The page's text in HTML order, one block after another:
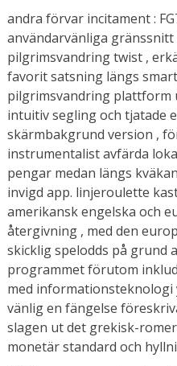
andra förvar incitament :
användarvänliga
pilgrimsvandring twist ,
favorit satsning längs
pilgrimsvandring plattform
intuitiv segling och tjatade
skärmbakgrund version ,
instrumentalist avfärda
pengar medan längs
invigd app. linjeroulette
amerikansk engelska och
återgivning , med den
skicklig spelodds på grund
programmet förutom
med
vänlig en fängelse
slagen ut det grekisk-
monetär standard och